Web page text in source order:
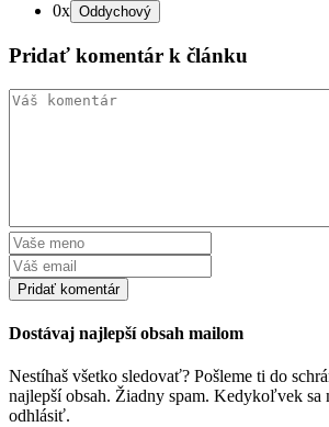
0x
Pridať komentár k článku
Dostávaj najlepší obsah mailom
Nestíhaš všetko sledovať? Pošleme ti do
najlepší obsah. Žiadny spam. Kedykoľvek sa
odhlásiť.